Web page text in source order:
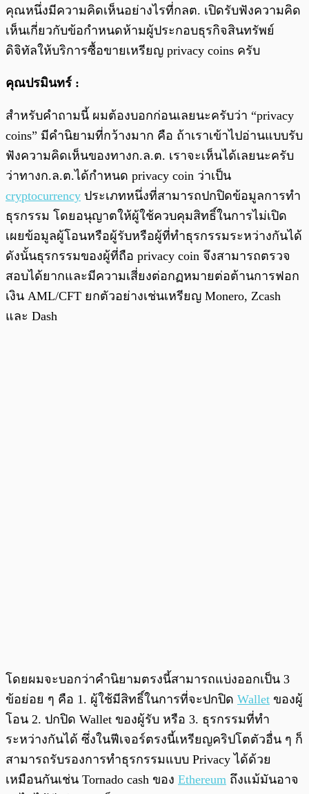
คุณหนึ่งมีความคิดเห็นอย่างไรที่กลต. เปิดรับฟังความคิด
เห็นเกี่ยวกับข้อกำหนดห้ามผู้ประกอบธุรกิจสินทรัพย์
ดิจิทัลให้บริการซื้อขายเหรียญ privacy coins ครับ
คุณปรมินทร์ :
สำหรับคำถามนี้ ผมต้องบอกก่อนเลยนะครับว่า “privacy
coins” มีคำนิยามที่กว้างมาก คือ ถ้าเราเข้าไปอ่านแบบรับ
ฟังความคิดเห็นของทางก.ล.ต. เราจะเห็นได้เลยนะครับ
ว่าทางก.ล.ต.ได้กำหนด privacy coin ว่าเป็น
cryptocurrency ประเภทหนึ่งที่สามารถปกปิดข้อมูลการทำ
ธุรกรรม โดยอนุญาตให้ผู้ใช้ควบคุมสิทธิ์ในการไม่เปิด
เผยข้อมูลผู้โอนหรือผู้รับหรือผู้ที่ทำธุรกรรมระหว่างกันได้
ดังนั้นธุรกรรมของผู้ที่ถือ privacy coin จึงสามารถตรวจ
สอบได้ยากและมีความเสี่ยงต่อกฏหมายต่อต้านการฟอก
เงิน AML/CFT ยกตัวอย่างเช่นเหรียญ Monero, Zcash
และ Dash
โดยผมจะบอกว่าคำนิยามตรงนี้สามารถแบ่งออกเป็น 3
ข้อย่อย ๆ คือ 1. ผู้ใช้มีสิทธิ์ในการที่จะปกปิด Wallet ของผู้
โอน 2. ปกปิด Wallet ของผู้รับ หรือ 3. ธุรกรรมที่ทำ
ระหว่างกันได้ ซึ่งในฟีเจอร์ตรงนี้เหรียญคริปโตตัวอื่น ๆ ก็
สามารถรับรองการทำธุรกรรมแบบ Privacy ได้ด้วย
เหมือนกันเช่น Tornado cash ของ Ethereum ถึงแม้มันอาจ